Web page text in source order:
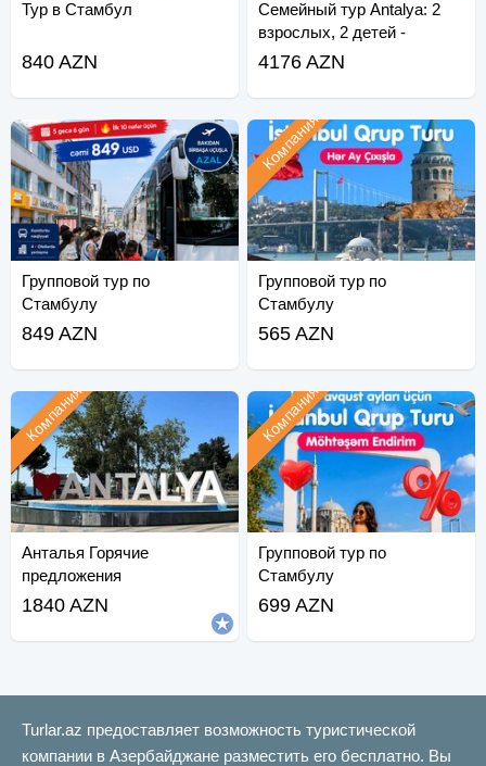
Тур в Стамбул
840 AZN
Семейный тур Antalya: 2
взрослых, 2 детей -
Забронируйте сейчас!
4176 AZN
Групповой тур по
Стамбулу
849 AZN
Групповой тур по
Стамбулу
Компания
565 AZN
Анталья Горячие
предложения
Компания
1840 AZN
Групповой тур по
Стамбулу
Компания
699 AZN
Turlar.az предоставляет возможность туристической
компании в Азербайджане разместить его бесплатно. Вы